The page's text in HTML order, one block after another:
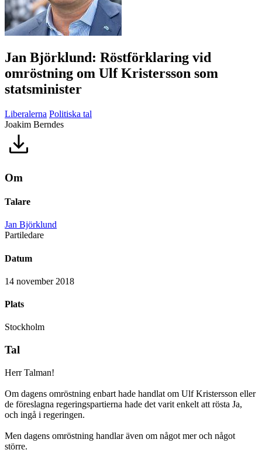
Jan Björklund: Röstförklaring vid
omröstning om Ulf Kristersson som
statsminister
Liberalerna Politiska tal
Joakim Berndes
Om
Talare
Jan Björklund
Partiledare
Datum
14 november 2018
Plats
Stockholm
Tal
Herr Talman!
Om dagens omröstning enbart hade handlat om Ulf Kristersson eller
de föreslagna regeringspartierna hade det varit enkelt att rösta Ja,
och ingå i regeringen.
Men dagens omröstning handlar även om något mer och något
större.